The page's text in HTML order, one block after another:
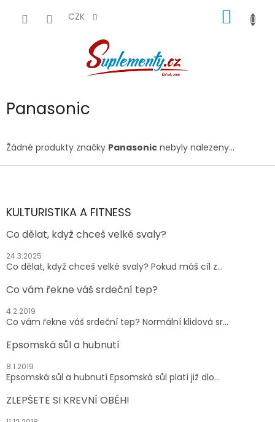
CZK
KOŠÍK
Panasonic
Žádné produkty značky Panasonic nebyly nalezeny...
Z
aKULTURISTIKA A FITNESS
Co dělat, když chceš velké svaly?
24.3.2025
Co dělat, když chceš velké svaly? Pokud máš cíl z...
Co vám řekne váš srdeční tep?
4.2.2019
Co vám řekne váš srdeční tep? Normální klidová sr...
Epsomská sůl a hubnutí
8.1.2019
Epsomská sůl a hubnutí Epsomská sůl platí již dlo...
ZLEPŠETE SI KREVNÍ OBĚH!